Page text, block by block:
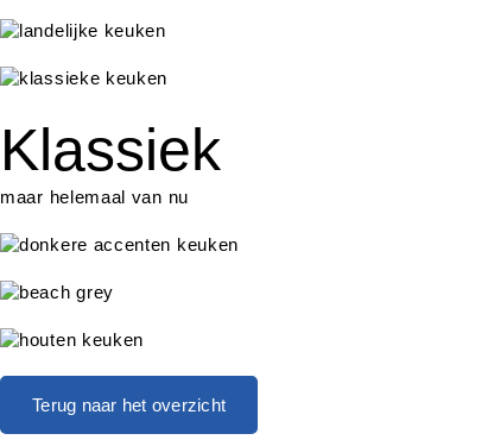
Klassiek
maar helemaal van nu
Terug naar het overzicht